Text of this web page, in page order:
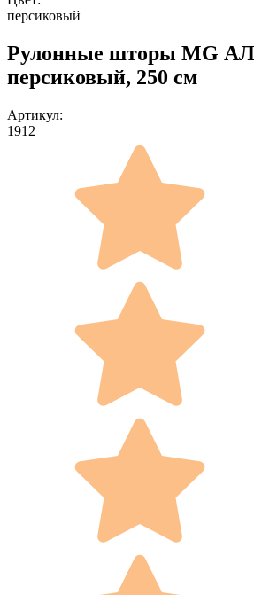
персиковый
Рулонные шторы MG
персиковый, 250 см
Артикул:
1912